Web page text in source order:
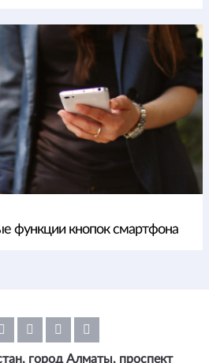
функции кнопок смартфона
город Алматы, проспект